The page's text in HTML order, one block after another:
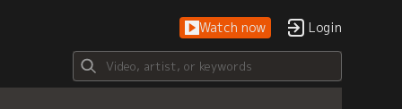
Watch now Login